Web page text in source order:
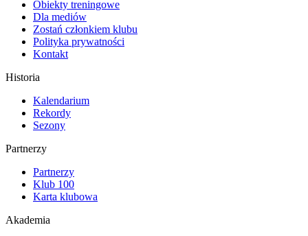
Obiekty treningowe
Dla mediów
Zostań członkiem klubu
Polityka prywatności
Kontakt
Historia
Kalendarium
Rekordy
Sezony
Partnerzy
Partnerzy
Klub 100
Karta klubowa
Akademia